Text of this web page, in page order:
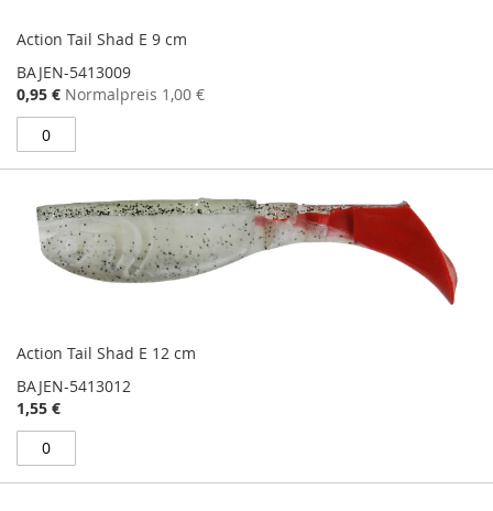
Action Tail Shad E 9 cm
BAJEN-5413009
Sonderangebot
0,95 € Normalpreis 1,00 €
Action Tail Shad E 12 cm
BAJEN-5413012
1,55 €